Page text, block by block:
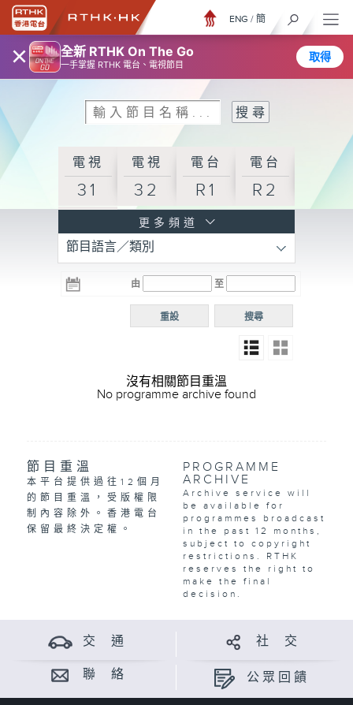
× 全新 RTHK On The Go
一手掌握 RTHK 電台、電視節目
取得
ENG / 簡
電視
31
電視
32
電台
R1
電台
R2
R3
電台 電台
R5
電台
普通
更多頻道
節目語言／類別
由 至
搜尋
重設
沒有相關節目重溫
No programme archive found
節目重溫
本平台提供過往12個月
的節目重溫，受版權限
制內容除外。香港電台
保留最終決定權。
PROGRAMME
ARCHIVE
Archive service will
be available for
programmes broadcast
in the past 12 months,
subject to copyright
restrictions. RTHK
reserves the right to
make the final
decision.
交 通 社 交
聯 絡 公眾回饋